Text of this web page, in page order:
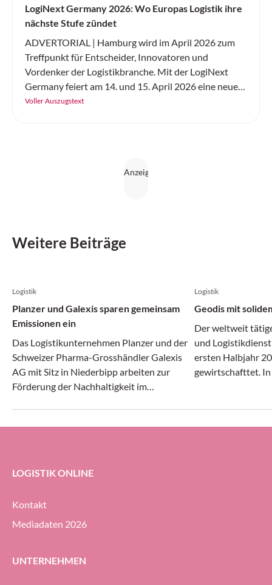
LogiNext Germany 2026: Wo Europas Logistik ihre
nächste Stufe zündet
ADVERTORIAL | Hamburg wird im April 2026 zum
Treffpunkt für Entscheider, Innovatoren und
Vordenker der Logistikbranche. Mit der LogiNext
Germany feiert am 14. und 15. April 2026 eine neue
internationale Kongressmesse ihre Premiere – und
Voller Auszugstext
Weitere Beiträge
Logistik
Planzer und Galexis sparen gemeinsam
Emissionen ein
Das Logistikunternehmen Planzer und der
Schweizer Pharma-Grosshändler Galexis
AG mit Sitz in Niederbipp arbeiten zur
Förderung der Nachhaltigkeit im
Logistik
Geodis mit
Der weltweit
und
ersten Halbjahr
gewirtschafttet.
Geodis-Gruppe
LOGISTIK ONLINE
Kontakt
Mediadaten 2026
UNTERNEHMEN